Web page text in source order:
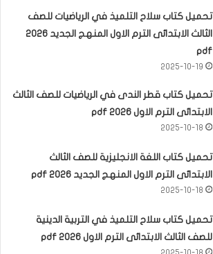
تحميل كتاب سلاح التلميذ في الرياضيات للصف
الثالث الابتدائى الترم الاول المنهج الجديد 2026
pdf
2025-10-19
تحميل كتاب قطر الندى في الرياضيات للصف الثالث
الابتدائى الترم الاول 2026 pdf
2025-10-18
تحميل كتاب اللغة الانجليزية للصف الثالث
الابتدائى الترم الاول المنهج الجديد 2026 pdf
2025-10-18
تحميل كتاب سلاح التلميذ في التربية الدينية
للصف الثالث الابتدائى الترم الاول 2026 pdf